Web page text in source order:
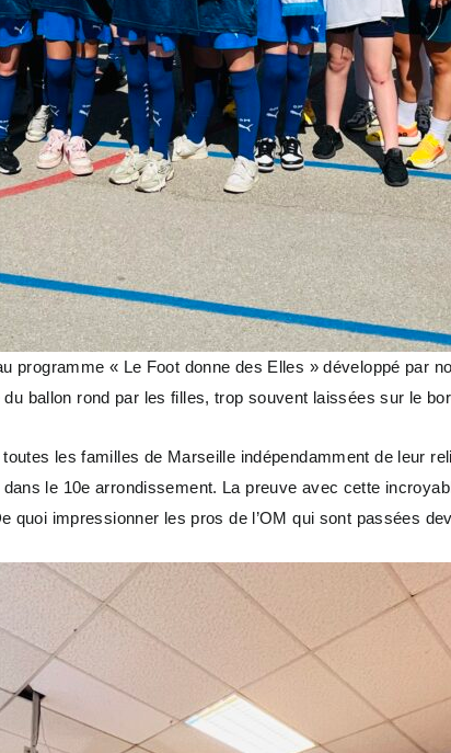
programme « Le Foot donne des Elles » développé par
ballon rond par les filles, trop souvent laissées sur le
les familles de Marseille indépendamment de leur
le 10e arrondissement. La preuve avec cette
impressionner les pros de l’OM qui sont passées